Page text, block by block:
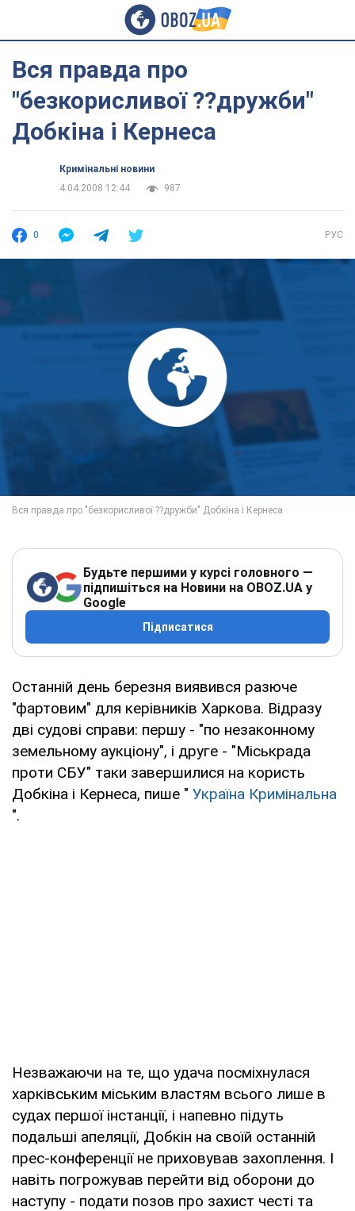
Вся правда про
"безкорисливої ??дружби"
Добкіна і Кернеса
Кримінальні новини
4.04.2008 12:44
987
0 РУС
Будьте першими у курсі головного —
підпишіться на Новини на OBOZ.UA у
Google
Підписатися
Останній день березня виявився разюче
"фартовим" для керівників Харкова. Відразу
дві судові справи: першу - "по незаконному
земельному аукціону", і друге - "Міськрада
проти СБУ" таки завершилися на користь
Добкіна і Кернеса, пише " Україна Кримінальна
".
Незважаючи на те, що удача посміхнулася
харківським міським властям всього лише в
судах першої інстанції, і напевно підуть
подальші апеляції, Добкін на своїй останній
прес-конференції не приховував захоплення. І
навіть погрожував перейти від оборони до
наступу - подати позов про захист честі та